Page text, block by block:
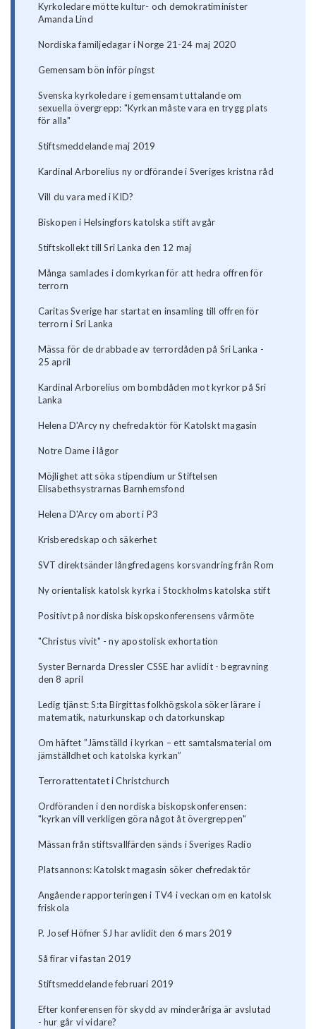
Kyrkoledare mötte kultur- och demokratiminister
Amanda Lind
Nordiska familjedagar i Norge 21-24 maj 2020
Gemensam bön inför pingst
Svenska kyrkoledare i gemensamt uttalande om
sexuella övergrepp: "Kyrkan måste vara en trygg plats
för alla"
Stiftsmeddelande maj 2019
Kardinal Arborelius ny ordförande i Sveriges kristna råd
Vill du vara med i KID?
Biskopen i Helsingfors katolska stift avgår
Stiftskollekt till Sri Lanka den 12 maj
Många samlades i domkyrkan för att hedra offren för
terrorn
Caritas Sverige har startat en insamling till offren för
terrorn i Sri Lanka
Mässa för de drabbade av terrordåden på Sri Lanka -
25 april
Kardinal Arborelius om bombdåden mot kyrkor på Sri
Lanka
Helena D'Arcy ny chefredaktör för Katolskt magasin
Notre Dame i lågor
Möjlighet att söka stipendium ur Stiftelsen
Elisabethsystrarnas Barnhemsfond
Helena D'Arcy om abort i P3
Krisberedskap och säkerhet
SVT direktsänder långfredagens korsvandring från Rom
Ny orientalisk katolsk kyrka i Stockholms katolska stift
Positivt på nordiska biskopskonferensens vårmöte
"Christus vivit" - ny apostolisk exhortation
Syster Bernarda Dressler CSSE har avlidit - begravning
den 8 april
Ledig tjänst: S:ta Birgittas folkhögskola söker lärare i
matematik, naturkunskap och datorkunskap
Om häftet ”Jämställd i kyrkan – ett samtalsmaterial om
jämställdhet och katolska kyrkan”
Terrorattentatet i Christchurch
Ordföranden i den nordiska biskopskonferensen:
"kyrkan vill verkligen göra något åt övergreppen"
Mässan från stiftsvallfärden sänds i Sveriges Radio
Platsannons: Katolskt magasin söker chefredaktör
Angående rapporteringen i TV4 i veckan om en katolsk
friskola
P. Josef Höfner SJ har avlidit den 6 mars 2019
Så firar vi fastan 2019
Stiftsmeddelande februari 2019
Efter konferensen för skydd av minderåriga är avslutad
- hur går vi vidare?